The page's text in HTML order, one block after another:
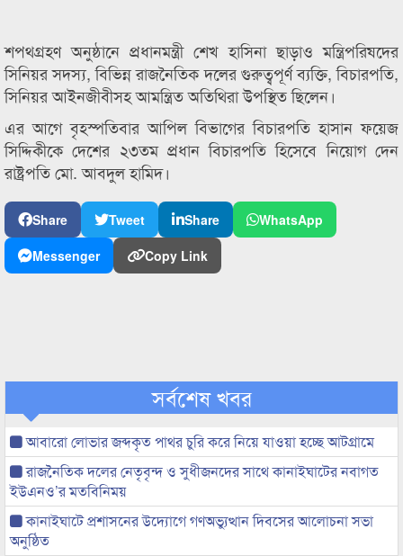
শপথগ্রহণ অনুষ্ঠানে প্রধানমন্ত্রী শেখ হাসিনা ছাড়াও মন্ত্রিপরিষদের
সিনিয়র সদস্য, বিভিন্ন রাজনৈতিক দলের গুরুত্বপূর্ণ ব্যক্তি, বিচারপতি,
সিনিয়র আইনজীবীসহ আমন্ত্রিত অতিথিরা উপস্থিত ছিলেন।
এর আগে বৃহস্পতিবার আপিল বিভাগের বিচারপতি হাসান ফয়েজ
সিদ্দিকীকে দেশের ২৩তম প্রধান বিচারপতি হিসেবে নিয়োগ দেন
রাষ্ট্রপতি মো. আবদুল হামিদ।
Share Tweet Share
WhatsApp
Messenger
Copy Link
সর্বশেষ খবর
আবারো লোভার জব্দকৃত পাথর চুরি করে নিয়ে যাওয়া হচ্ছে আটগ্রামে
রাজনৈতিক দলের নেতৃবৃন্দ ও সুধীজনদের সাথে কানাইঘাটের নবাগত
ইউএনও’র মতবিনিময়
কানাইঘাটে প্রশাসনের উদ্যোগে গণঅভ্যুত্থান দিবসের আলোচনা সভা
অনুষ্ঠিত